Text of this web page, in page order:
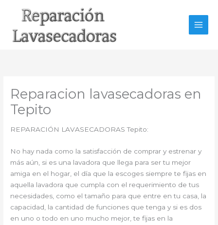
Reparacion lavasecadoras en
Tepito
REPARACIÓN LAVASECADORAS Tepito:
No hay nada como la satisfacción de comprar y estrenar y
más aún, si es una lavadora que llega para ser tu mejor
amiga en el hogar, el día que la escoges siempre te fijas en
aquella lavadora que cumpla con el requerimiento de tus
necesidades, como el tamaño para que entre en tu casa, la
capacidad, la cantidad de funciones que tenga y si es dos
en uno o todo en uno mucho mejor, te fijas en la